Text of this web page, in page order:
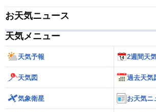
お天気ニュース
天気メニュー
天気予報 2週間天
天気図 過去天気
気象衛星 お天気ニ